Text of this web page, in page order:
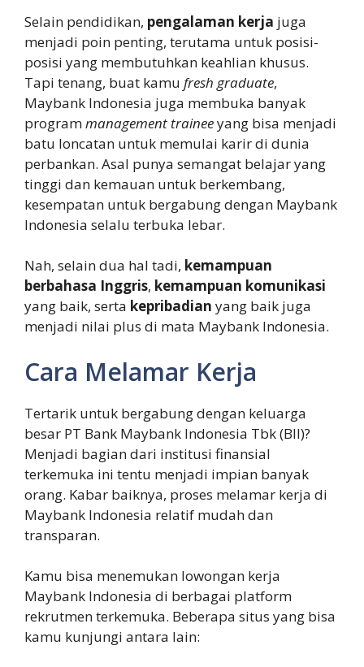
Selain pendidikan, pengalaman kerja juga
menjadi poin penting, terutama untuk posisi-
posisi yang membutuhkan keahlian khusus.
Tapi tenang, buat kamu fresh graduate,
Maybank Indonesia juga membuka banyak
programmanagement traineeyang bisa menjadi
batu loncatan untuk memulai karir di dunia
perbankan. Asal punya semangat belajar yang
tinggi dan kemauan untuk berkembang,
kesempatan untuk bergabung dengan Maybank
Indonesia selalu terbuka lebar.
Nah, selain dua hal tadi, kemampuan
berbahasa Inggris, kemampuan komunikasi
yang baik, serta kepribadian yang baik juga
menjadi nilai plus di mata Maybank Indonesia.
Cara Melamar Kerja
Tertarik untuk bergabung dengan keluarga
besar PT Bank Maybank Indonesia Tbk (BII)?
Menjadi bagian dari institusi finansial
terkemuka ini tentu menjadi impian banyak
orang. Kabar baiknya, proses melamar kerja di
Maybank Indonesia relatif mudah dan
transparan.
Kamu bisa menemukan lowongan kerja
Maybank Indonesia di berbagai platform
rekrutmen terkemuka. Beberapa situs yang bisa
kamu kunjungi antara lain: